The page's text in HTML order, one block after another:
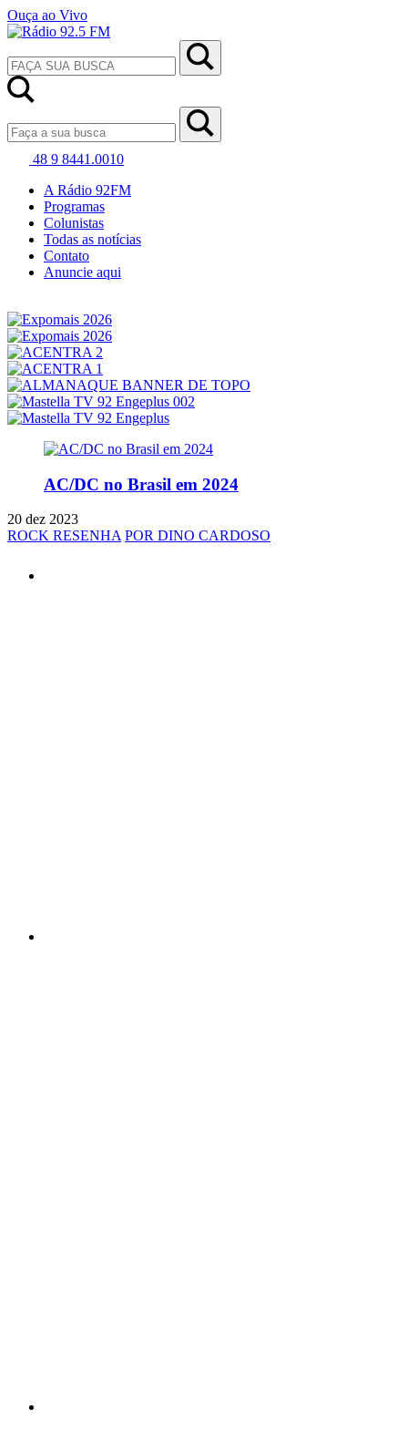
Ouça ao Vivo
48 9 8441.0010
A Rádio 92FM
Programas
Colunistas
Todas as notícias
Contato
Anuncie aqui
AC/DC no Brasil em 2024
20 dez 2023
ROCK RESENHA POR DINO CARDOSO